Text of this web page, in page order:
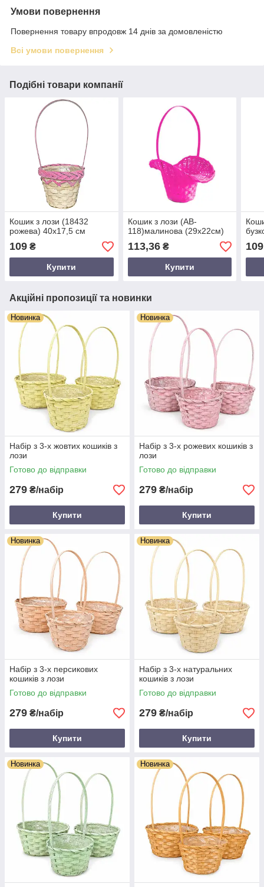
Умови повернення
Повернення товару впродовж 14 днів за домовленістю
Всі умови повернення
Подібні товари компанії
Кошик з лози (18432
рожева) 40х17,5 см
109 ₴
Купити
Кошик з лози (AB-
118)малинова (29х22см)
113,36₴
Купити
109
Акційні пропозиції та новинки
Новинка
Набір з 3-х жовтих кошиків з
лози
Готово до відправки
279 ₴/набір
Купити
Новинка
Набір з 3-х рожевих кошиків з
лози
Готово до відправки
279 ₴/набір
Купити
Новинка
Набір з 3-х персикових
кошиків з лози
Готово до відправки
279 ₴/набір
Купити
Новинка
Набір з 3-х натуральних
кошиків з лози
Готово до відправки
279 ₴/набір
Купити
Новинка Новинка